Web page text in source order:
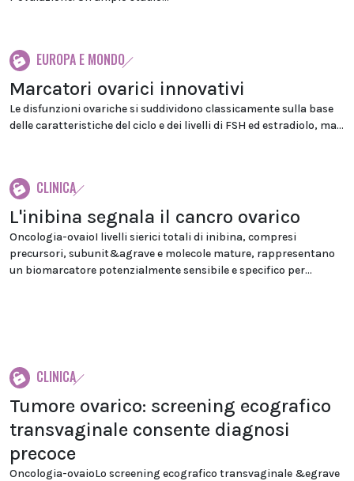
EUROPA E MONDO
Marcatori ovarici innovativi
Le disfunzioni ovariche si suddividono classicamente sulla base
delle caratteristiche del ciclo e dei livelli di FSH ed estradiolo, ma...
CLINICA
L'inibina segnala il cancro ovarico
Oncologia-ovaioI livelli sierici totali di inibina, compresi
precursori, subunit&agrave e molecole mature, rappresentano
un biomarcatore potenzialmente sensibile e specifico per...
CLINICA
Tumore ovarico: screening ecografico
transvaginale consente diagnosi
precoce
Oncologia-ovaioLo screening ecografico transvaginale &egrave